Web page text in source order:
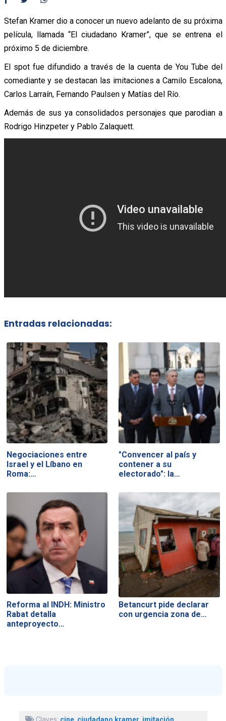
Stefan Kramer dio a conocer un nuevo adelanto de su próxima
película, llamada “El ciudadano Kramer”, que se entrena el
próximo 5 de diciembre.
El spot fue difundido a través de la cuenta de You Tube del
comediante y se destacan las imitaciones a Camilo Escalona,
Carlos Larraín, Fernando Paulsen y Matías del Río.
Además de sus ya consolidados personajes que parodian a
Rodrigo Hinzpeter y Pablo Zalaquett.
Entradas relacionadas:
Negociaciones entre
Israel y el Líbano en
Roma:…
"Convencer al país y
contener a su
electorado": la…
Reforma al INDH: Ministro
Rabat detalla
anteproyecto…
Betancurt pide declarar
con urgencia zona de…
Claves: cine, ciudadano kramer imitación